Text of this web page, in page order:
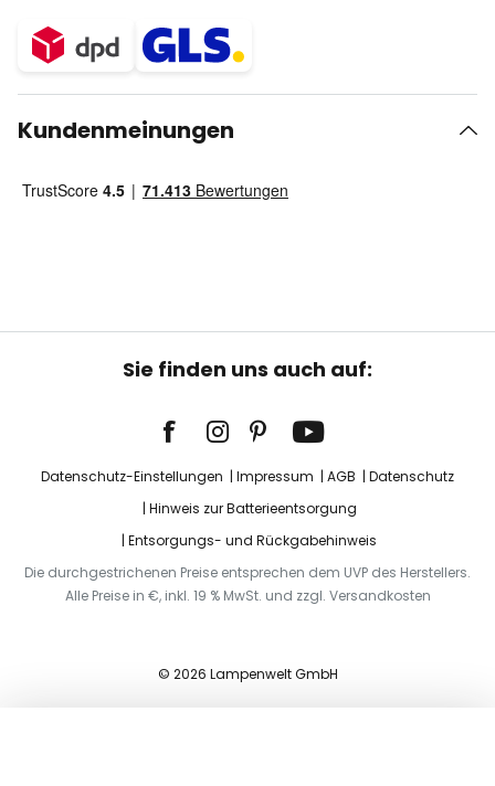
Kundenmeinungen
Sie finden uns auch auf:
Datenschutz-Einstellungen Impressum AGB
Datenschutz
Hinweis zur Batterieentsorgung
Entsorgungs- und Rückgabehinweis
Die durchgestrichenen Preise entsprechen dem UVP des Herstellers.
Alle Preise in €, inkl. 19 % MwSt. und zzgl. Versandkosten
© 2026 Lampenwelt GmbH